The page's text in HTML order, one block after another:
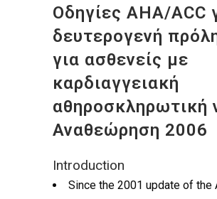
Οδηγίες AHA/ACC
δευτερογενή
για ασθενείς με
καρδιαγγειακή
αθηροσκληρωτική
Αναθεώρηση 2006
Introduction
Since the 2001 update of the